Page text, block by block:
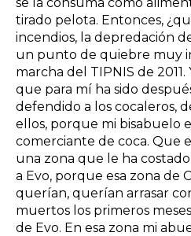
tirado pelota. Entonces,
incendios, la depredación
un punto de quiebre muy
marcha del TIPNIS de
que para mí ha sido
defendido a los cocaleros,
ellos, porque mi bisabuelo
comerciante de coca. Que
una zona que le ha
a Evo, porque esa zona de
querían, querían arrasar
muertos los primeros
de Evo. En esa zona mi